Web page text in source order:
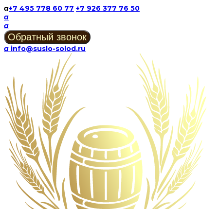
a+7 495 778 60 77 +7 926 377 76 50
a
a
a info@suslo-solod.ru